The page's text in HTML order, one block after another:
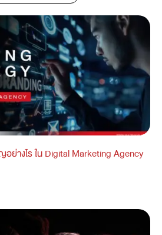
ย่างไร ใน Digital Marketing Agency